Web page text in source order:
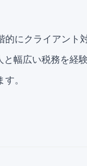
にクライアント
幅広い税務を経
。